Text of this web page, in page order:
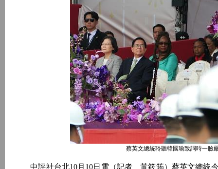
蔡英文總統聆聽韓國瑜致詞時一臉
中評社台北10月10日電（記者 黃筱筠）蔡英文總統今